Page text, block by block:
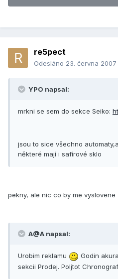
re5pect
Odesláno 23. června 2007
YPO napsal:
mrkni se sem do sekce Seiko:
jsou to sice všechno
některé mají i safírové sklo
pekny, ale nic co by me
A@A napsal:
Urobim reklamu
Godin
sekcii Prodej. Poljtot